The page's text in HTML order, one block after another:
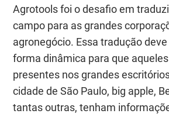
Agrotools foi o desafio em
campo para as grandes
agronegócio. Essa tradução
forma dinâmica para que
presentes nos grandes
cidade de São Paulo, big apple,
tantas outras, tenham